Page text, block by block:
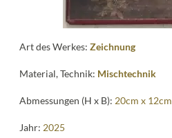
Art des Werkes:Zeichnung
Material, Technik: Mischtechnik
Abmessungen (H x B): 20cm x 12cm
Jahr: 2025